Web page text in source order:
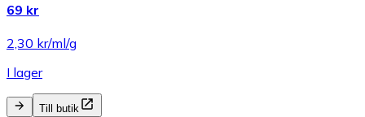
69 kr
2,30 kr/ml/g
I lager
Till butik